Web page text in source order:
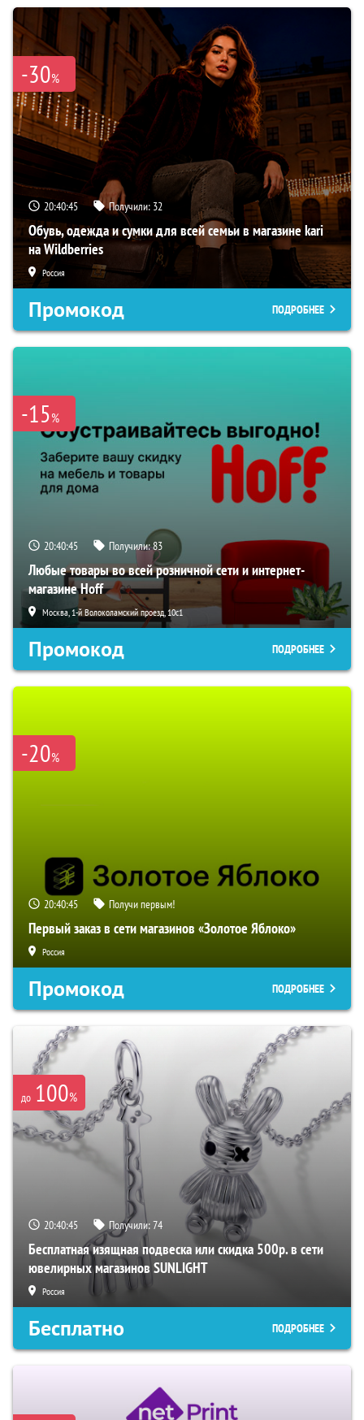
-30%
20:40:44 Получили: 32
Обувь, одежда и сумки для всей семьи в магазине kari
на Wildberries
Россия
Промокод ПОДРОБНЕЕ
-15%
20:40:44 Получили:83
Любые товары во всей розничной сети и интернет-
магазине Hoff
Москва, 1-й Волоколамский проезд, 10с1
Промокод ПОДРОБНЕЕ
-20%
20:40:44 Получи первым!
Первый заказ в сети магазинов «Золотое Яблоко»
Россия
Промокод ПОДРОБНЕЕ
до 100%
20:40:44 Получили:74
Бесплатная изящная подвеска или скидка 500р. в сети
ювелирных магазинов SUNLIGHT
Россия
Бесплатно ПОДРОБНЕЕ